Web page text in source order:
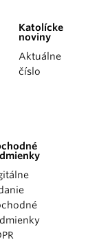
Katolícke
noviny
Aktuálne
číslo